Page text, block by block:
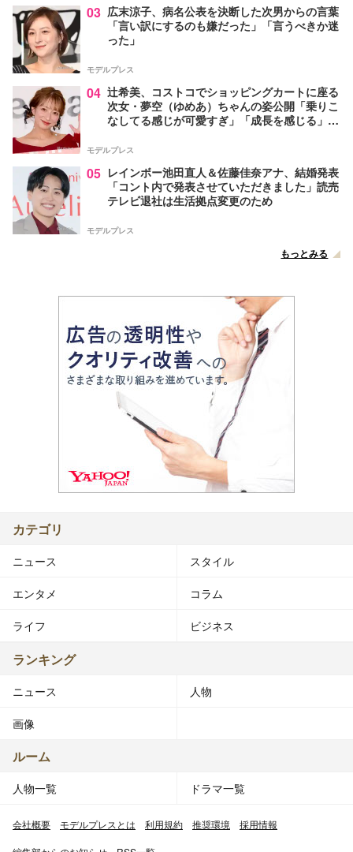
03 広末涼子、病名公表を決断した次男からの言葉
「言い訳にするのも嫌だった」「言うべきか迷
った」
モデルプレス
04 辻希美、コストコでショッピングカートに座る
次女・夢空（ゆめあ）ちゃんの姿公開「乗りこ
なしてる感じが可愛すぎ」「成長を感じる」の
モデルプレス
05 レインボー池田直人＆佐藤佳奈アナ、結婚発表
「コント内で発表させていただきました」読売
テレビ退社は生活拠点変更のため
モデルプレス
もっとみる
カテゴリ
ニュース スタイル
エンタメ コラム
ライフ ビジネス
ランキング
ニュース 人物
画像
ルーム
人物一覧 ドラマ一覧
会社概要 モデルプレスとは 利用規約 推奨環境 採用情報